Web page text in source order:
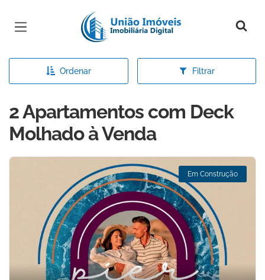
Página inicial
Ordenar Filtrar
2 Apartamentos com Deck
Molhado à Venda
Em Construção